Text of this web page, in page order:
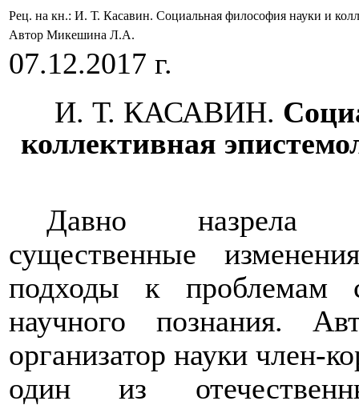
Рец. на кн.: И. Т. Касавин. Социальная философия науки и
Автор Микешина Л.А.
07.12.2017 г.
И. Т. КАСАВИН.
коллективная
Давно назрела
существенные
подходы к проблемам
научного познания.
организатор науки член-
один из